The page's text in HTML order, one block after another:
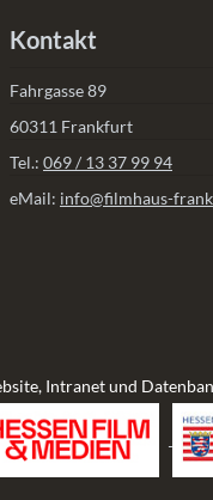
Kontakt
Fahrgasse 89
60311 Frankfurt
Tel.: 069 / 13 37 99 94
eMail: info@filmhaus-
Intranet und